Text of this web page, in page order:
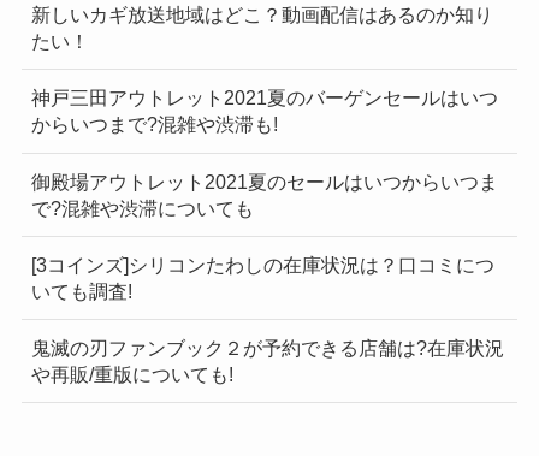
新しいカギ放送地域はどこ？動画配信はあるのか知り
たい！
神戸三田アウトレット2021夏のバーゲンセールはいつ
からいつまで?混雑や渋滞も!
御殿場アウトレット2021夏のセールはいつからいつま
で?混雑や渋滞についても
[3コインズ]シリコンたわしの在庫状況は？口コミにつ
いても調査!
鬼滅の刃ファンブック２が予約できる店舗は?在庫状況
や再販/重版についても!